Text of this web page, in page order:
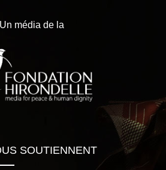
Un média de la
SOUTIENNENT